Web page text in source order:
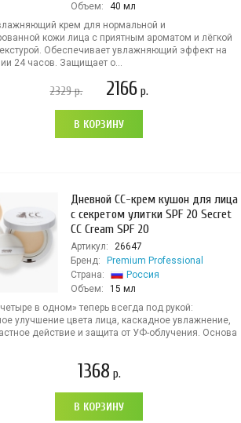
Объем:
40 мл
крем для нормальной и
кожи лица с приятным ароматом и лёгкой
Обеспечивает увлажняющий эффект на
24 часов. Защищает о...
2329р. 2166 р.
В КОРЗИНУ
Дневной CC-крем кушон для лица
с секретом улитки SPF 20 Secret
CC Cream SPF 20
Артикул:
26647
Бренд:
Premium Professional
Страна:
Россия
Объем:
15 мл
в одном» теперь всегда под рукой:
улучшение цвета лица, каскадное увлажнение,
действие и защита от УФ-облучения. Основа
1368 р.
В КОРЗИНУ